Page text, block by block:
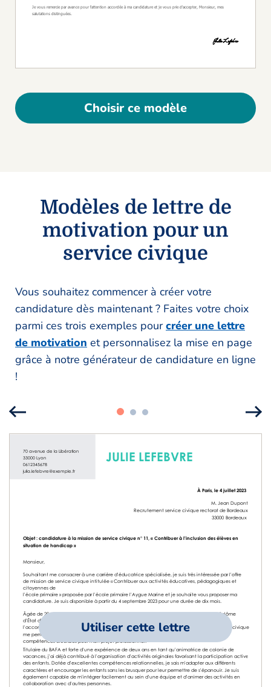
Choisir ce modèle
Modèles de lettre de
motivation pour un
service civique
Vous souhaitez commencer à créer votre
candidature dès maintenant ? Faites votre choix
parmi ces trois exemples pourcréer une lettre
de motivation et personnalisez la mise en page
grâce à notre générateur de candidature en ligne
!
Utiliser cette lettre